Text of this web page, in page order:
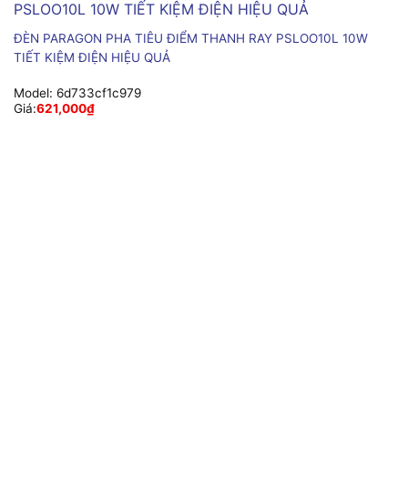
ĐÈN PARAGON PHA TIÊU ĐIỂM THANH RAY PSLOO10L 10W
TIẾT KIỆM ĐIỆN HIỆU QUẢ
Model: 6d733cf1c979
Giá:621,000₫